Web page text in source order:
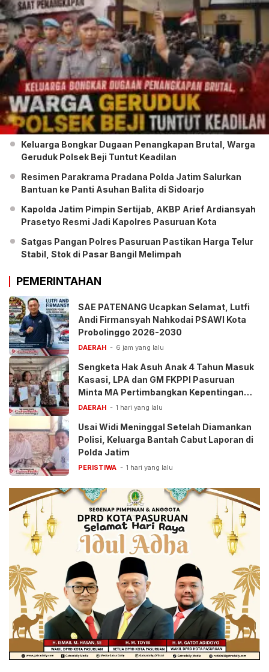
Keluarga Bongkar Dugaan Penangkapan Brutal, Warga
Geruduk Polsek Beji Tuntut Keadilan
Resimen Parakrama Pradana Polda Jatim Salurkan
Bantuan ke Panti Asuhan Balita di Sidoarjo
Kapolda Jatim Pimpin Sertijab, AKBP Arief Ardiansyah
Prasetyo Resmi Jadi Kapolres Pasuruan Kota
Satgas Pangan Polres Pasuruan Pastikan Harga Telur
Stabil, Stok di Pasar Bangil Melimpah
PEMERINTAHAN
SAE PATENANG Ucapkan Selamat, Lutfi
Andi Firmansyah Nahkodai PSAWI Kota
Probolinggo 2026-2030
DAERAH 6 jam yang lalu
Sengketa Hak Asuh Anak 4 Tahun Masuk
Kasasi, LPA dan GM FKPPI Pasuruan
Minta MA Pertimbangkan Kepentingan
Anak
DAERAH 1 hari yang lalu
Usai Widi Meninggal Setelah Diamankan
Polisi, Keluarga Bantah Cabut Laporan di
Polda Jatim
PERISTIWA 1 hari yang lalu